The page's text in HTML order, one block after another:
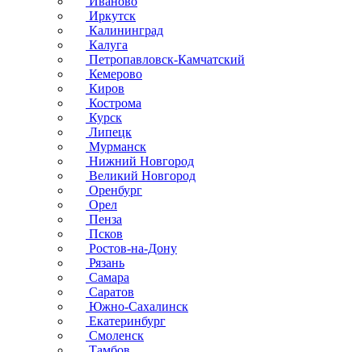
Иркутск
Калининград
Калуга
Петропавловск-Камчатский
Кемерово
Киров
Кострома
Курск
Липецк
Мурманск
Нижний Новгород
Великий Новгород
Оренбург
Орел
Пенза
Псков
Ростов-на-Дону
Рязань
Самара
Саратов
Южно-Сахалинск
Екатеринбург
Смоленск